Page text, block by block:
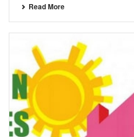
Read More